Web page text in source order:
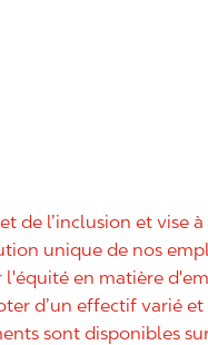
de l’inclusion et vise
unique de nos
en matière
d’un effectif varié
sont disponibles